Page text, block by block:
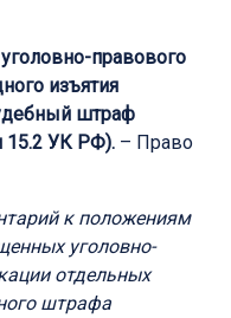
правового
изъятия
штраф
15.2 УК РФ). – Право
к положениям
уголовно-
отдельных
штрафа